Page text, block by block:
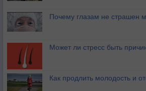
Почему глазам не страшен
Может ли стресс быть
Как продлить молодость и